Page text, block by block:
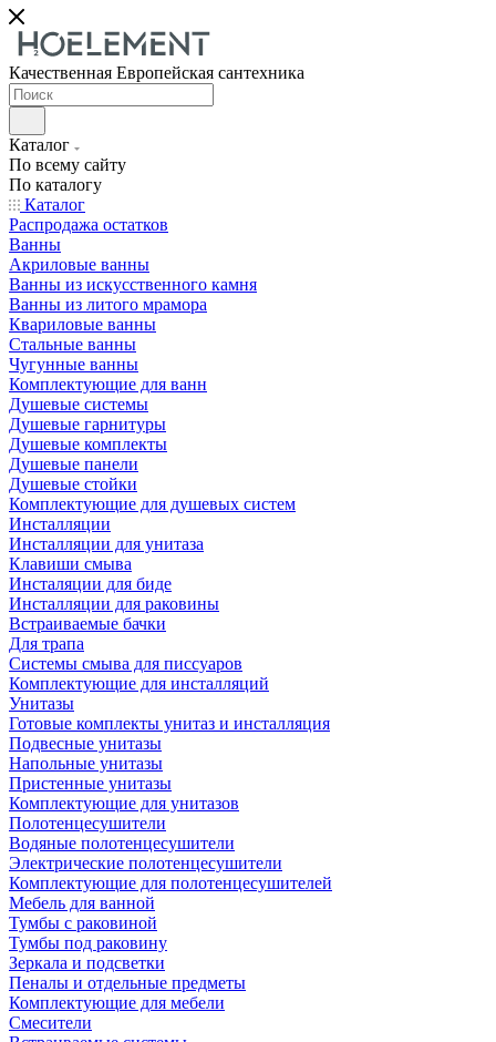
Качественная Европейская сантехника
Каталог
По всему сайту
По каталогу
Каталог
Распродажа остатков
Ванны
Акриловые ванны
Ванны из искусственного камня
Ванны из литого мрамора
Квариловые ванны
Стальные ванны
Чугунные ванны
Комплектующие для ванн
Душевые системы
Душевые гарнитуры
Душевые комплекты
Душевые панели
Душевые стойки
Комплектующие для душевых систем
Инсталляции
Инсталляции для унитаза
Клавиши смыва
Инсталяции для биде
Инсталляции для раковины
Встраиваемые бачки
Для трапа
Системы смыва для писсуаров
Комплектующие для инсталляций
Унитазы
Готовые комплекты унитаз и инсталляция
Подвесные унитазы
Напольные унитазы
Пристенные унитазы
Комплектующие для унитазов
Полотенцесушители
Водяные полотенцесушители
Электрические полотенцесушители
Комплектующие для полотенцесушителей
Мебель для ванной
Тумбы с раковиной
Тумбы под раковину
Зеркала и подсветки
Пеналы и отдельные предметы
Комплектующие для мебели
Смесители